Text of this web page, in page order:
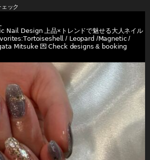
ック
𝖭𝖺𝗂𝗅 𝖣𝖾𝗌𝗂𝗀𝗇上品×トレンドで魅せる大人ネイル
/ 𝖫𝖾𝗈𝗉𝖺𝗋𝖽 /𝖬𝖺𝗀𝗇𝖾𝗍𝗂𝖼 /
𝖬𝗂𝗍𝗌𝗎𝗄𝖾💌 𝖢𝗁𝖾𝖼𝗄 𝖽𝖾𝗌𝗂𝗀𝗇𝗌 & 𝖻𝗈𝗈𝗄𝗂𝗇𝗀